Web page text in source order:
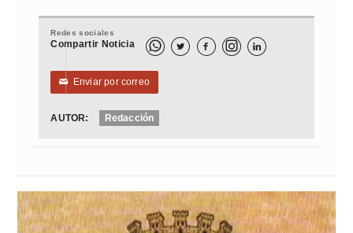
Redes sociales
Compartir Noticia   
✉ Enviar por correo
AUTOR: Redacción